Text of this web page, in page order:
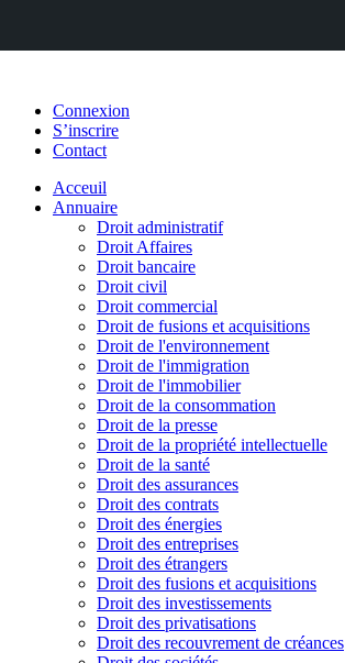
Connexion
S’inscrire
Contact
Acceuil
Annuaire
Droit administratif
Droit Affaires
Droit bancaire
Droit civil
Droit commercial
Droit de fusions et acquisitions
Droit de l'environnement
Droit de l'immigration
Droit de l'immobilier
Droit de la consommation
Droit de la presse
Droit de la propriété intellectuelle
Droit de la santé
Droit des assurances
Droit des contrats
Droit des énergies
Droit des entreprises
Droit des étrangers
Droit des fusions et acquisitions
Droit des investissements
Droit des privatisations
Droit des recouvrement de créances